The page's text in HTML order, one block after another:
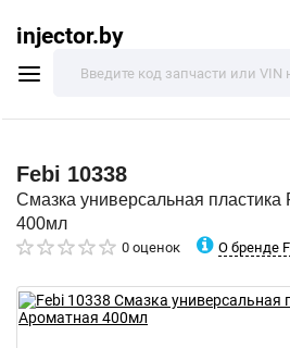
injector.by
Febi 10338
Смазка универсальная
400мл
0 оценок О бренде